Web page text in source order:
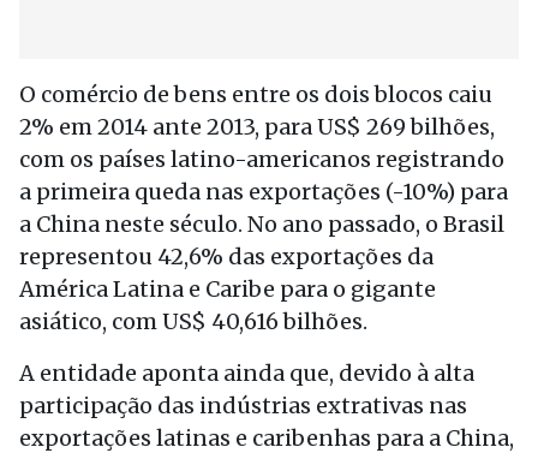
O comércio de bens entre os dois blocos caiu
2% em 2014 ante 2013, para US$ 269 bilhões,
com os países latino-americanos registrando
a primeira queda nas exportações (-10%) para
a China neste século. No ano passado, o Brasil
representou 42,6% das exportações da
América Latina e Caribe para o gigante
asiático, com US$ 40,616 bilhões.
A entidade aponta ainda que, devido à alta
participação das indústrias extrativas nas
exportações latinas e caribenhas para a China,